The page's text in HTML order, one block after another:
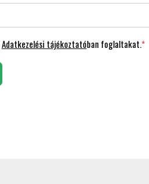
Adatkezelési tájékoztatóban foglaltakat.*